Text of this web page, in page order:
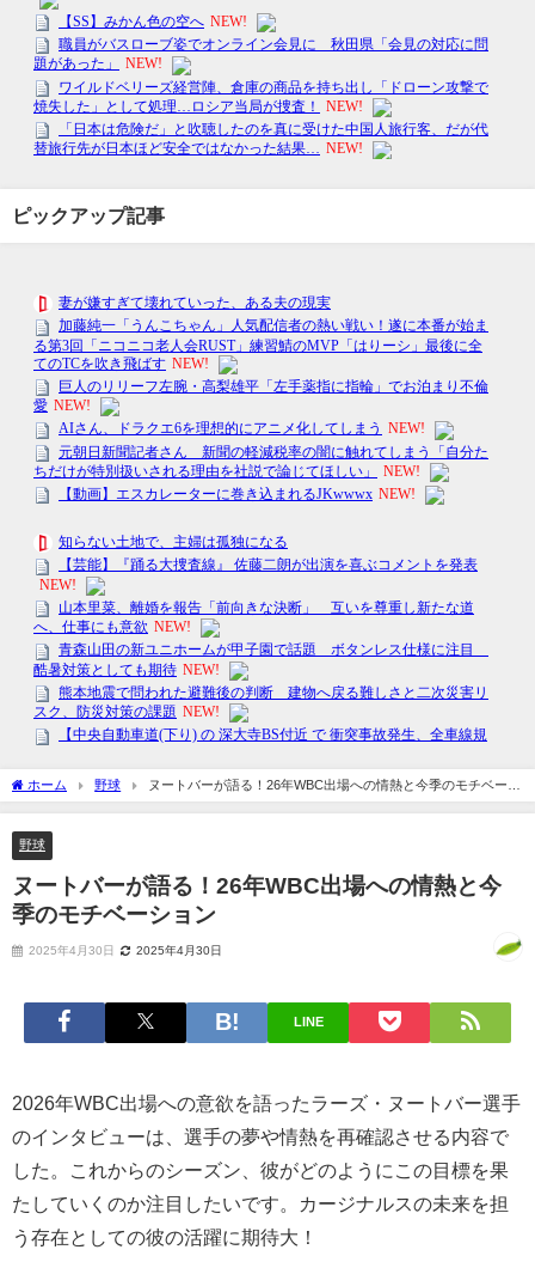
ピックアップ記事
ホーム 野球
ヌートバーが語る！26年WBC出場への情熱と今季のモチベーシ
ョン
野球
ヌートバーが語る！26年WBC出場への情熱と今
季のモチベーション
2025年4月30日 2025年4月30日
LINE
2026年WBC出場への意欲を語ったラーズ・ヌートバー選手
のインタビューは、選手の夢や情熱を再確認させる内容で
した。これからのシーズン、彼がどのようにこの目標を果
たしていくのか注目したいです。カージナルスの未来を担
う存在としての彼の活躍に期待大！